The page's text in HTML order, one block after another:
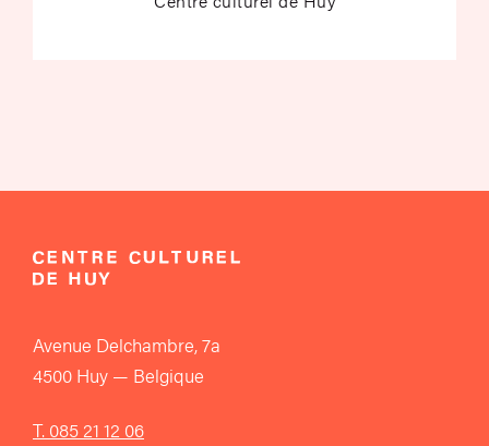
Avenue Delchambre, 7a
4500 Huy — Belgique
T. 085 21 12 06